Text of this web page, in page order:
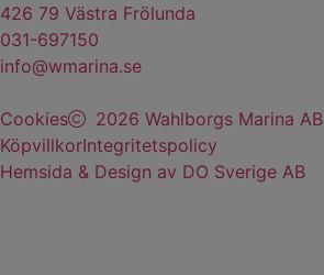
426 79 Västra Frölunda
031-697150
info@wmarina.se
Cookies
2026 Wahlborgs Marina AB
KöpvillkorIntegritetspolicy
Hemsida & Design av DO Sverige AB